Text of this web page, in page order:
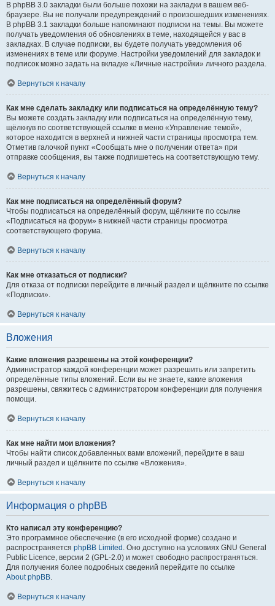
В phpBB 3.0 закладки были больше похожи на закладки в вашем веб-
браузере. Вы не получали предупреждений о произошедших изменениях.
В phpBB 3.1 закладки больше напоминают подписки на темы. Вы можете
получать уведомления об обновлениях в теме, находящейся у вас в
закладках. В случае подписки, вы будете получать уведомления об
изменениях в теме или форуме. Настройки уведомлений для закладок и
подписок можно задать на вкладке «Личные настройки» личного раздела.
Вернуться к началу
Как мне сделать закладку или подписаться на определённую тему?
Вы можете создать закладку или подписаться на определённую тему,
щёлкнув по соответствующей ссылке в меню «Управление темой»,
которое находится в верхней и нижней части страницы просмотра тем.
Отметив галочкой пункт «Сообщать мне о получении ответа» при
отправке сообщения, вы также подпишетесь на соответствующую тему.
Вернуться к началу
Как мне подписаться на определённый форум?
Чтобы подписаться на определённый форум, щёлкните по ссылке
«Подписаться на форум» в нижней части страницы просмотра
соответствующего форума.
Вернуться к началу
Как мне отказаться от подписки?
Для отказа от подписки перейдите в личный раздел и щёлкните по ссылке
«Подписки».
Вернуться к началу
Вложения
Какие вложения разрешены на этой конференции?
Администратор каждой конференции может разрешить или запретить
определённые типы вложений. Если вы не знаете, какие вложения
разрешены, свяжитесь с администратором конференции для получения
помощи.
Вернуться к началу
Как мне найти мои вложения?
Чтобы найти список добавленных вами вложений, перейдите в ваш
личный раздел и щёлкните по ссылке «Вложения».
Вернуться к началу
Информация о phpBB
Кто написал эту конференцию?
Это программное обеспечение (в его исходной форме) создано и
распространяется phpBB Limited . Оно доступно на условиях GNU General
Public Licence, версии 2 (GPL-2.0) и может свободно распространяться.
Для получения более подробных сведений перейдите по ссылке
About phpBB.
Вернуться к началу